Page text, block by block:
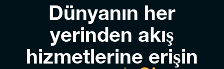
Dünyanın her
yerinden akış
hizmetlerine erişin